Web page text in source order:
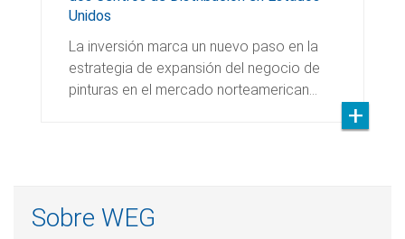
Unidos
La inversión marca un nuevo paso en la
estrategia de expansión del negocio de
pinturas en el mercado norteamerican…
Sobre WEG